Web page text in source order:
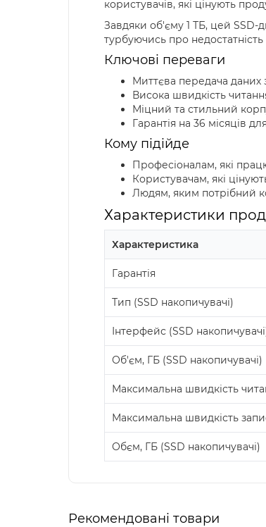
користувачів, які цінують
Завдяки об'єму 1 ТБ, цей SSD-
турбуючись про
Ключові переваги
Миттєва передача даних
Висока швидкість
Міцний та стильний
Гарантія на 36 місяців
Кому підійде
Професіоналам, які
Користувачам, які
Людям, яким потрібний
Характеристики
Характеристика
Гарантія
Тип (SSD накопичувачі)
Інтерфейс (SSD
Об'єм, ГБ (SSD накопичувачі)
Максимальна швидкість
Максимальна швидкість
Обєм, ГБ (SSD накопичувачі)
Рекомендовані товари